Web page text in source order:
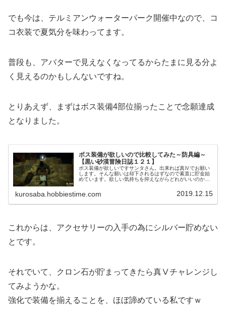
でも今は、テルミアンウォーターパーク開催中なので、コ
コ衣装で夏気分を味わってます。
普段も、アバターで見えなくなってるからたまに見る分よ
く見えるのかもしんないですね。
とりあえず、まずはボス装備4部位揃ったことで念願達成
となりました。
ボス装備が欲しいので比較してみた～防具編～
【黒い砂漠冒険日誌１２１】
ボス装備が欲しいですサンタさん。出来れば真Ⅳでお願い
します。そんな願いは却下されるはずなので素直に貯金始
めています。欲しい気持ちを抑えながらどれがいいのか比
kurosaba.hobbiestime.com 2019.12.15
これからは、アクセサリーの入手の為にシルバー貯めない
とです。
それでいて、クロン石が貯まってきたら真Ⅴチャレンジし
てみようかな。
強化で装備を揃えることを、ほぼ諦めている私ですｗ